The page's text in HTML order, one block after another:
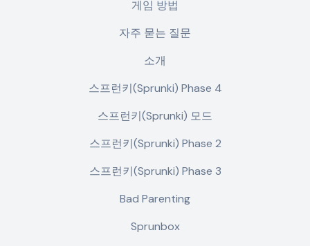
게임 방법
자주 묻는 질문
소개
스프런키(Sprunki) Phase 4
스프런키(Sprunki) 모드
스프런키(Sprunki) Phase 2
스프런키(Sprunki) Phase 3
Bad Parenting
Sprunbox